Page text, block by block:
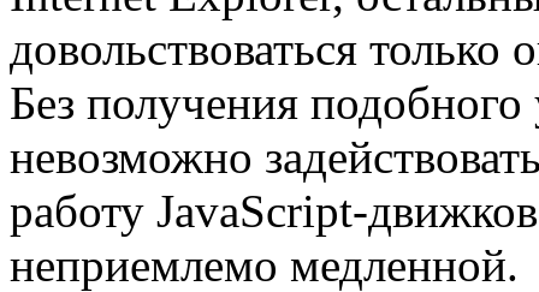
довольствоваться
Без получения
невозможно
работу JavaScript-
неприемлемо медленной.